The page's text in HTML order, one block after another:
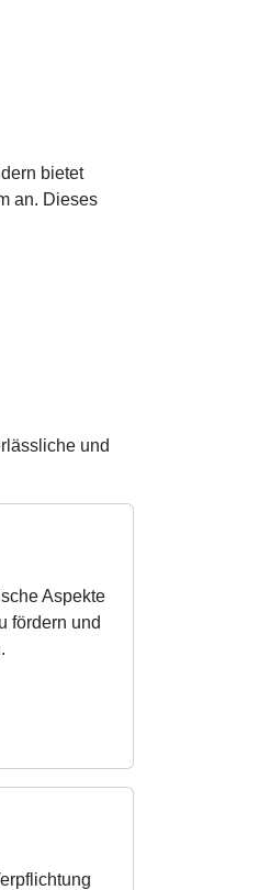
bietet
an. Dieses
und
Aspekte
fördern und